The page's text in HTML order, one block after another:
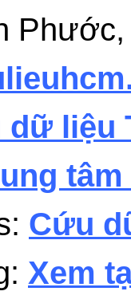
dữ liệu
Cứu
Xem